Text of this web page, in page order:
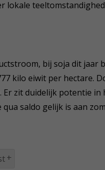
lokale
bij soja dit jaar
kilo eiwit per hectare.
zit duidelijk potentie in
saldo gelijk is aan